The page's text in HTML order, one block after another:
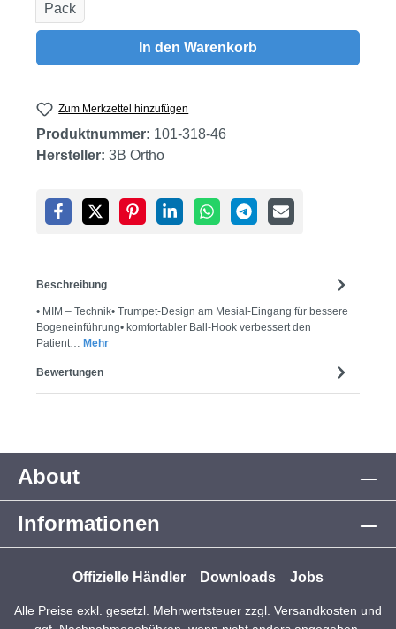
Pack
In den Warenkorb
Zum Merkzettel hinzufügen
Produktnummer: 101-318-46
Hersteller: 3B Ortho
Beschreibung
• MIM – Technik• Trumpet-Design am Mesial-Eingang für bessere
Bogeneinführung• komfortabler Ball-Hook verbessert den
Patient… Mehr
Bewertungen
About
Informationen
Offizielle Händler Downloads Jobs
Alle Preise exkl. gesetzl. Mehrwertsteuer zzgl. Versandkosten und